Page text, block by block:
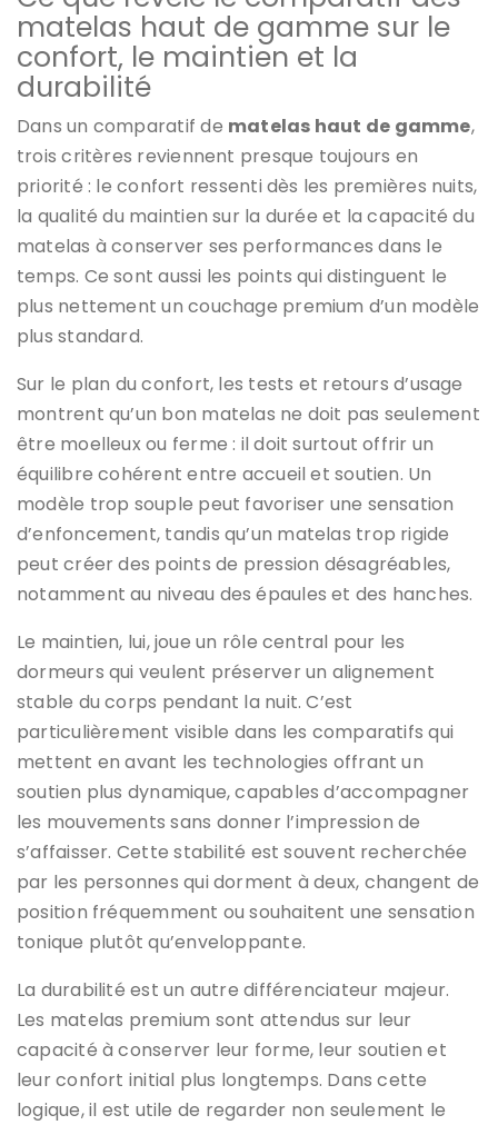
matelas haut de gamme sur le
confort, le maintien et la
durabilité
Dans un comparatif de matelas haut de gamme,
trois critères reviennent presque toujours en
priorité : le confort ressenti dès les premières nuits,
la qualité du maintien sur la durée et la capacité du
matelas à conserver ses performances dans le
temps. Ce sont aussi les points qui distinguent le
plus nettement un couchage premium d’un modèle
plus standard.
Sur le plan du confort, les tests et retours d’usage
montrent qu’un bon matelas ne doit pas seulement
être moelleux ou ferme : il doit surtout offrir un
équilibre cohérent entre accueil et soutien. Un
modèle trop souple peut favoriser une sensation
d’enfoncement, tandis qu’un matelas trop rigide
peut créer des points de pression désagréables,
notamment au niveau des épaules et des hanches.
Le maintien, lui, joue un rôle central pour les
dormeurs qui veulent préserver un alignement
stable du corps pendant la nuit. C’est
particulièrement visible dans les comparatifs qui
mettent en avant les technologies offrant un
soutien plus dynamique, capables d’accompagner
les mouvements sans donner l’impression de
s’affaisser. Cette stabilité est souvent recherchée
par les personnes qui dorment à deux, changent de
position fréquemment ou souhaitent une sensation
tonique plutôt qu’enveloppante.
La durabilité est un autre différenciateur majeur.
Les matelas premium sont attendus sur leur
capacité à conserver leur forme, leur soutien et
leur confort initial plus longtemps. Dans cette
logique, il est utile de regarder non seulement le